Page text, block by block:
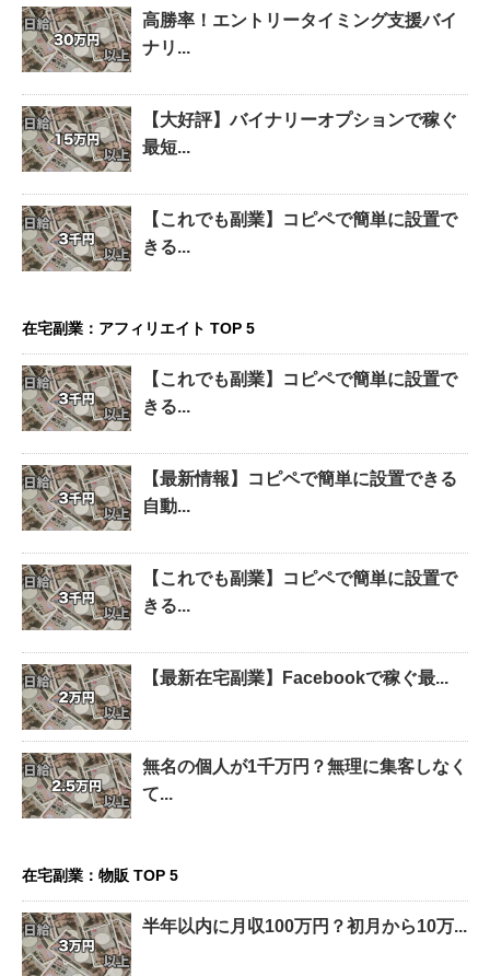
高勝率！エントリータイミング支援バイ
ナリ...
【大好評】バイナリーオプションで稼ぐ
最短...
【これでも副業】コピペで簡単に設置で
きる...
在宅副業：アフィリエイト TOP 5
【これでも副業】コピペで簡単に設置で
きる...
【最新情報】コピペで簡単に設置できる
自動...
【これでも副業】コピペで簡単に設置で
きる...
【最新在宅副業】Facebookで稼ぐ最...
無名の個人が1千万円？無理に集客しなく
て...
在宅副業：物販 TOP 5
半年以内に月収100万円？初月から10万...